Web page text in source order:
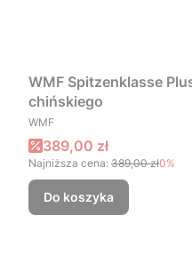
WMF Spitzenklasse
chińskiego
PRODUCENT
WMF
Cena promocyjna
389,00 zł
Najniższa cena: 389,00 zł0%
Do koszyka